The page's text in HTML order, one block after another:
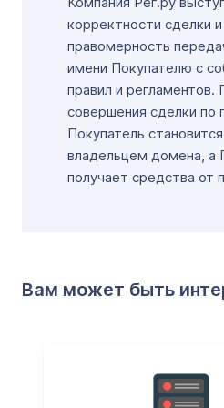
корректности сделки
правомерность
имени Покупателю с
правил и регламентов.
совершения сделки по
Покупатель
владельцем домена, а
получает средства от
Вам может быть